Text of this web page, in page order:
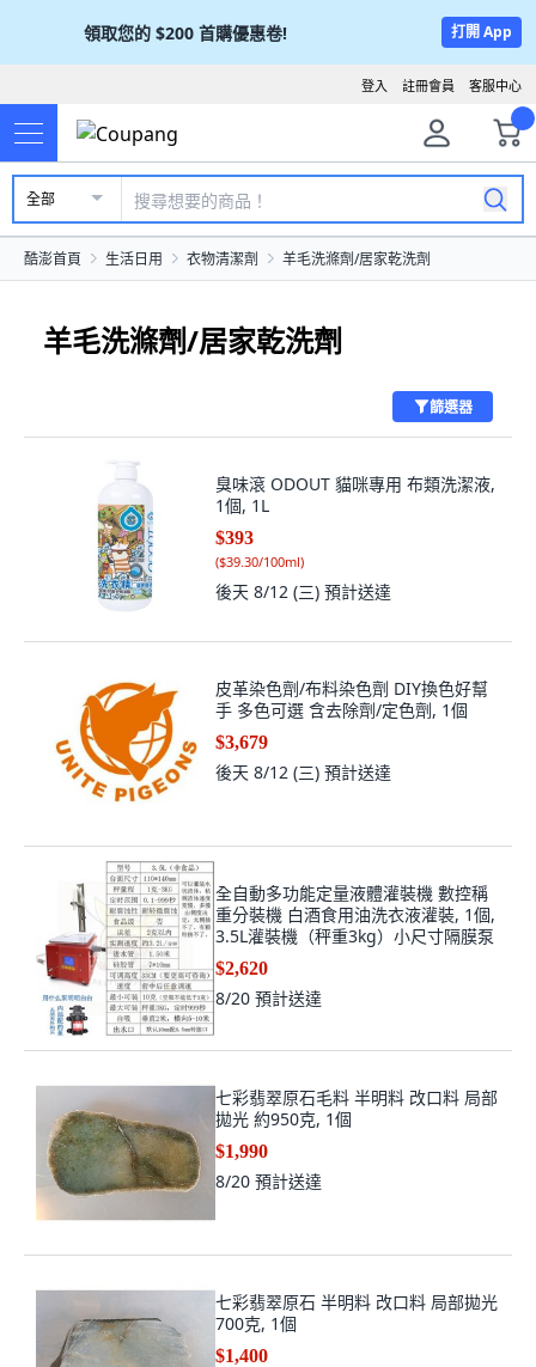
領取您的 $200 首購優惠卷! 打開 App
客服中心
註冊會員
登入
全部
酷澎首頁 生活日用 衣物清潔劑 羊毛洗滌劑/居家乾洗劑
羊毛洗滌劑/居家乾洗劑
篩選器
臭味滾 ODOUT 貓咪專用 布類洗潔液,
1個, 1L
$393
($39.30/100ml)
後天 8/12 (三) 預計送達
皮革染色劑/布料染色劑 DIY換色好幫
手 多色可選 含去除劑/定色劑, 1個
$3,679
後天 8/12 (三) 預計送達
全自動多功能定量液體灌裝機 數控稱
重分裝機 白酒食用油洗衣液灌裝, 1個,
3.5L灌裝機（秤重3kg）小尺寸隔膜泵
$2,620
8/20 預計送達
七彩翡翠原石毛料 半明料 改口料 局部
拋光 約950克, 1個
$1,990
8/20 預計送達
七彩翡翠原石 半明料 改口料 局部拋光
700克, 1個
$1,400